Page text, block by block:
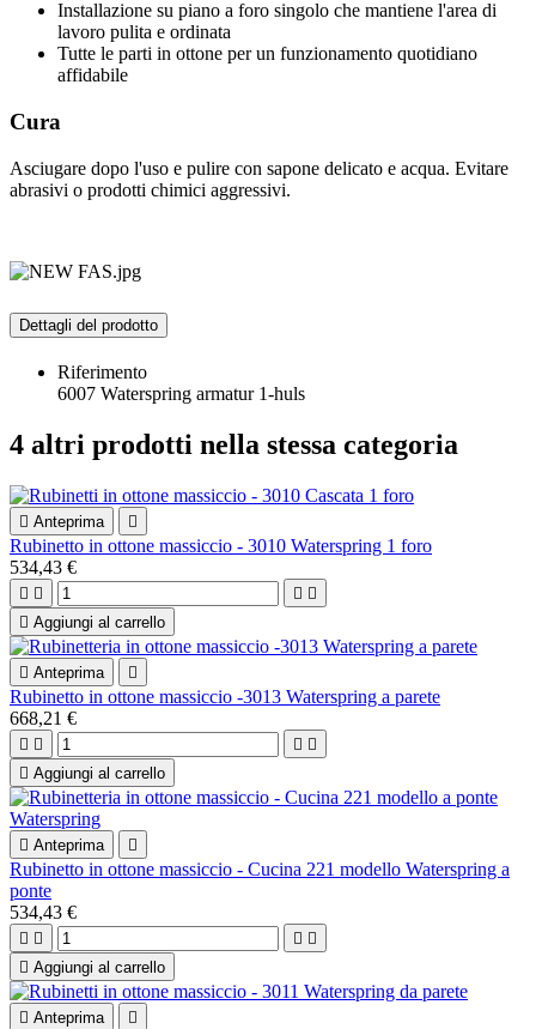
Installazione su piano a foro singolo che mantiene l'area di
lavoro pulita e ordinata
Tutte le parti in ottone per un funzionamento quotidiano
affidabile
Cura
Asciugare dopo l'uso e pulire con sapone delicato e acqua. Evitare
abrasivi o prodotti chimici aggressivi.
Dettagli del prodotto
Riferimento
6007 Waterspring armatur 1-huls
4 altri prodotti nella stessa categoria
 Anteprima 
Rubinetto in ottone massiccio - 3010 Waterspring 1 foro
534,43 €
   
 Aggiungi al carrello
 Anteprima 
Rubinetto in ottone massiccio -3013 Waterspring a parete
668,21 €
   
 Aggiungi al carrello
 Anteprima 
Rubinetto in ottone massiccio - Cucina 221 modello Waterspring a
ponte
534,43 €
   
 Aggiungi al carrello
 Anteprima 